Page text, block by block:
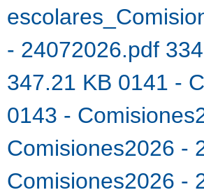
- 24072026.pdf
347.21 KB 0141 -
0143 -
Comisiones2026 -
Comisiones2026 -